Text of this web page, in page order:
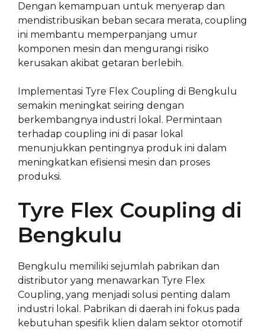
Dengan kemampuan untuk menyerap dan
mendistribusikan beban secara merata, coupling
ini membantu memperpanjang umur
komponen mesin dan mengurangi risiko
kerusakan akibat getaran berlebih.
Implementasi Tyre Flex Coupling di Bengkulu
semakin meningkat seiring dengan
berkembangnya industri lokal. Permintaan
terhadap coupling ini di pasar lokal
menunjukkan pentingnya produk ini dalam
meningkatkan efisiensi mesin dan proses
produksi.
Tyre Flex Coupling di
Bengkulu
Bengkulu memiliki sejumlah pabrikan dan
distributor yang menawarkan Tyre Flex
Coupling, yang menjadi solusi penting dalam
industri lokal. Pabrikan di daerah ini fokus pada
kebutuhan spesifik klien dalam sektor otomotif